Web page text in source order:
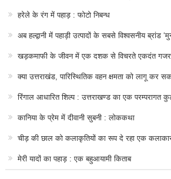
हरेले के रंग में पहाड़ : फोटो निबन्ध
अब हल्द्वानी में पहाड़ी उत्पादों के सबसे विश्वसनीय ब्रांड
खड़कमाफी के जीवन में एक दशक से विचरते एकदंत
क्या उत्तराखंड, पारिस्थितिक वहन क्षमता को लागू कर
रिंगाल आधारित शिल्प : उत्तराखण्ड का एक परम्परागत
कानिया के प्रेम में दीवानी सुबनी : लोककथा
चीड़ की छाल को कलाकृतियों का रूप दे रहा एक
मेरी यादों का पहाड़ : एक बहुआयामी किताब